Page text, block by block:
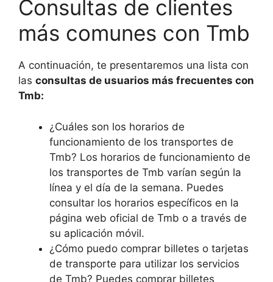
Consultas de clientes
más comunes con Tmb
A continuación, te presentaremos una lista con
las consultas de usuarios más frecuentes con
Tmb:
¿Cuáles son los horarios de
funcionamiento de los transportes de
Tmb? Los horarios de funcionamiento de
los transportes de Tmb varían según la
línea y el día de la semana. Puedes
consultar los horarios específicos en la
página web oficial de Tmb o a través de
su aplicación móvil.
¿Cómo puedo comprar billetes o tarjetas
de transporte para utilizar los servicios
de Tmb? Puedes comprar billetes